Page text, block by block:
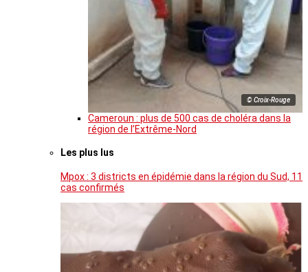
© Croix-Rouge
Cameroun : plus de 500 cas de choléra dans la
région de l’Extrême-Nord
Les plus lus
Mpox : 3 districts en épidémie dans la région du Sud, 11
cas confirmés